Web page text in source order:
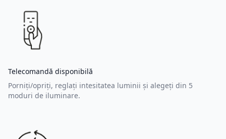
Telecomandă disponibilă
Porniți/opriți, reglați intesitatea luminii și alegeți din 5
moduri de iluminare.